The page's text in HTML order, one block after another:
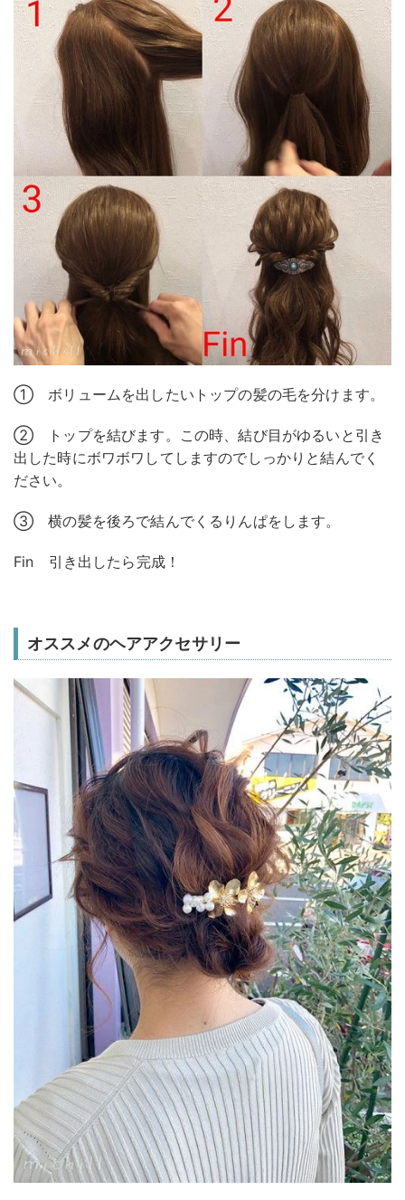
① ボリュームを出したいトップの髪の毛を分けます。
② トップを結びます。この時、結び目がゆるいと引き
出した時にボワボワしてしますのでしっかりと結んでく
ださい。
③ 横の髪を後ろで結んでくるりんぱをします。
Fin 引き出したら完成！
オススメのヘアアクセサリー